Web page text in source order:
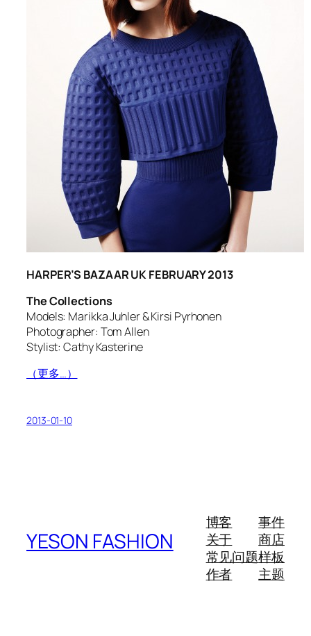
HARPER’S BAZAAR UK FEBRUARY 2013
The Collections
Models: Marikka Juhler & Kirsi Pyrhonen
Photographer: Tom Allen
Stylist: Cathy Kasterine
（更多…）
2013-01-10
YESON FASHION
博客
关于
常见问题
作者
事件
商店
样板
主题